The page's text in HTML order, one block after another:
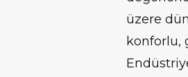
üzere
konforlu,